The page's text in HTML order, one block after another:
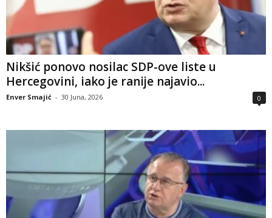
Nikšić ponovo nosilac SDP-ove liste u
Hercegovini, iako je ranije najavio...
Enver Smajić - 30 Juna, 2026 0